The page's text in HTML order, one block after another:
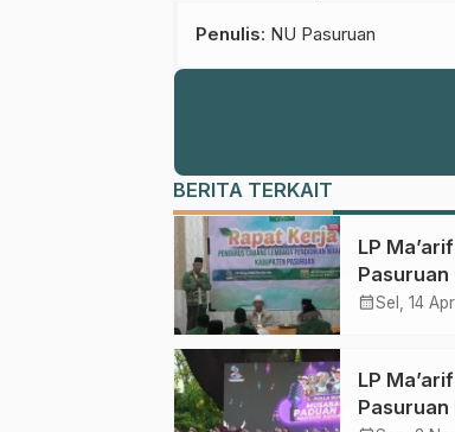
Penulis: NU Pasuruan
BERITA TERKAIT
LP
Pasuruan
2026,
calendar_monthSel, 14
LP